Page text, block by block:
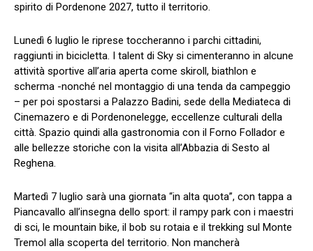
spirito di Pordenone 2027, tutto il territorio.
Lunedì 6 luglio le riprese toccheranno i parchi cittadini,
raggiunti in bicicletta. I talent di Sky si cimenteranno in alcune
attività sportive all’aria aperta come skiroll, biathlon e
scherma -nonché nel montaggio di una tenda da campeggio
– per poi spostarsi a Palazzo Badini, sede della Mediateca di
Cinemazero e di Pordenonelegge, eccellenze culturali della
città. Spazio quindi alla gastronomia con il Forno Follador e
alle bellezze storiche con la visita all’Abbazia di Sesto al
Reghena.
Martedì 7 luglio sarà una giornata “in alta quota”, con tappa a
Piancavallo all’insegna dello sport: il rampy park con i maestri
di sci, le mountain bike, il bob su rotaia e il trekking sul Monte
Tremol alla scoperta del territorio. Non mancherà